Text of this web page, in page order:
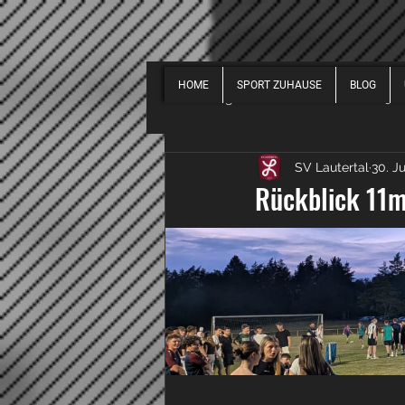
HOME SPORT ZUHAUSE BLOG
SPORT ALLGEMEIN 2018
Rückblick
SV Lautertal 30.